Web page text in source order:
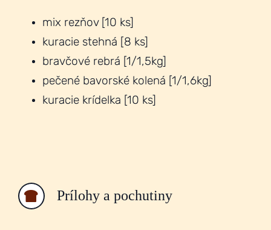
mix rezňov [10 ks]
kuracie stehná [8 ks]
bravčové rebrá [1/1,5kg]
pečené bavorské kolená [1/1,6kg]
kuracie krídelka [10 ks]
Prílohy a pochutiny